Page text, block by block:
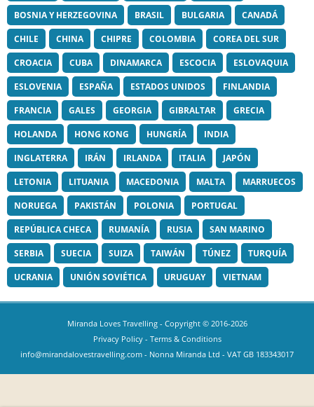
BOSNIA Y HERZEGOVINA
BRASIL BULGARIA
CANADÁ
CHILE
CHINA CHIPRE COLOMBIA
COREA DEL SUR
CROACIA
CUBA DINAMARCA ESCOCIA
ESLOVAQUIA
ESLOVENIA
ESPAÑA ESTADOS UNIDOS
FINLANDIA
FRANCIA
GALES GEORGIA GIBRALTAR
GRECIA
HOLANDA
HONG KONG HUNGRÍA
INDIA
INGLATERRA
IRÁN IRLANDA ITALIA
JAPÓN
LETONIA
LITUANIA MACEDONIA MALTA
MARRUECOS
NORUEGA
PAKISTÁN POLONIA
PORTUGAL
REPÚBLICA CHECA
RUMANÍA RUSIA
SAN MARINO
SERBIA
SUECIA SUIZA TAIWÁN TÚNEZ
TURQUÍA
UCRANIA
UNIÓN SOVIÉTICA URUGUAY VIETNAM
Miranda Loves Travelling- Copyright © 2016-2026
Privacy Policy- Terms & Conditions
info@mirandalovestravelling.com - Nonna Miranda Ltd - VAT GB 183343017